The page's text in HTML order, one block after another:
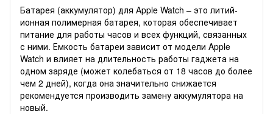
Батарея (аккумулятор) для Apple Watch – это литий-
ионная полимерная батарея, которая обеспечивает
питание для работы часов и всех функций, связанных
с ними. Емкость батареи зависит от модели Apple
Watch и влияет на длительность работы гаджета на
одном заряде (может колебаться от 18 часов до более
чем 2 дней), когда она значительно снижается
рекомендуется производить замену аккумулятора на
новый.